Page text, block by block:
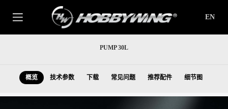
EN
PUMP 30L
概览 技术参数 下载 常见问题 推荐配件 细节图